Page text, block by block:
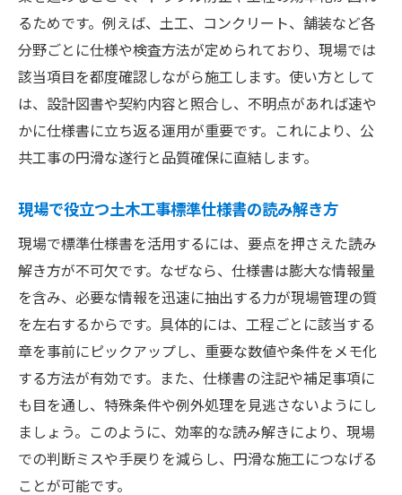
るためです。例えば、土工、コンクリート、舗装など各
分野ごとに仕様や検査方法が定められており、現場では
該当項目を都度確認しながら施工します。使い方として
は、設計図書や契約内容と照合し、不明点があれば速や
かに仕様書に立ち返る運用が重要です。これにより、公
共工事の円滑な遂行と品質確保に直結します。
現場で役立つ土木工事標準仕様書の読み解き方
現場で標準仕様書を活用するには、要点を押さえた読み
解き方が不可欠です。なぜなら、仕様書は膨大な情報量
を含み、必要な情報を迅速に抽出する力が現場管理の質
を左右するからです。具体的には、工程ごとに該当する
章を事前にピックアップし、重要な数値や条件をメモ化
する方法が有効です。また、仕様書の注記や補足事項に
も目を通し、特殊条件や例外処理を見逃さないようにし
ましょう。このように、効率的な読み解きにより、現場
での判断ミスや手戻りを減らし、円滑な施工につなげる
ことが可能です。